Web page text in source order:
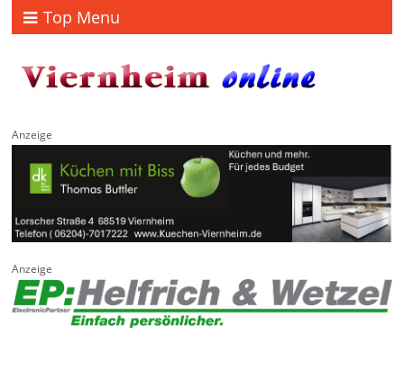
Top Menu
Anzeige
Anzeige